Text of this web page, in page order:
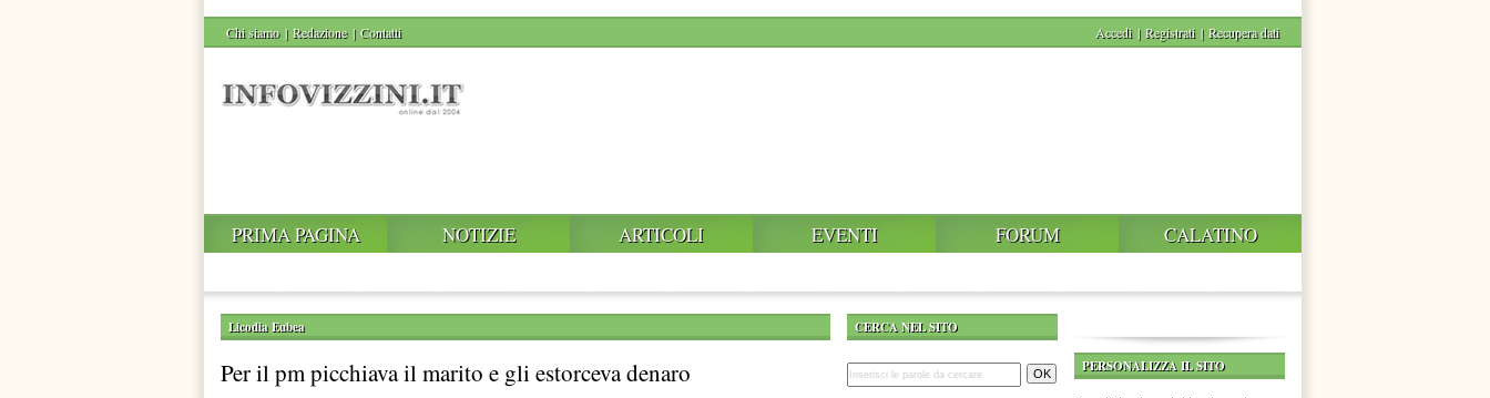
Chi siamo | Redazione | Contatti Accedi | Registrati | Recupera dati
PRIMA PAGINA NOTIZIE ARTICOLI EVENTI FORUM CALATINO
Licodia Eubea
Per il pm picchiava il marito e gli estorceva denaro
CERCA NEL SITO
PERSONALIZZA IL SITO